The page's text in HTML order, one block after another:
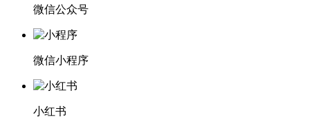
微信公众号
微信小程序
小红书